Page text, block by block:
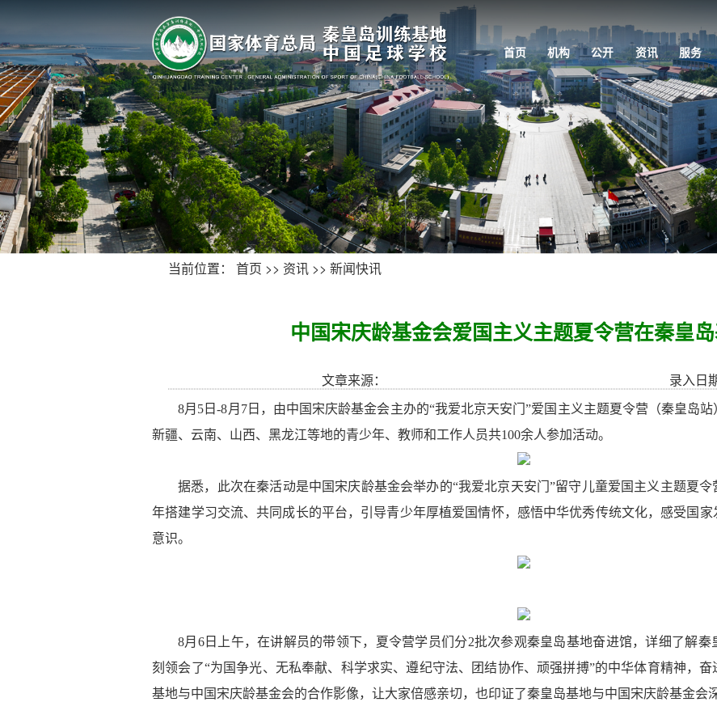
首页 机构 公开 资讯 服务
当前位置：首页 >> 资讯 >>新闻快讯
中国宋庆龄基金会爱国主义主题夏令营在秦皇
文章来源： 录入日
8月5日-8月7日，由中国宋庆龄基金会主办的“我爱北京天安门”爱国主义主题夏令营（秦皇岛
新疆、云南、山西、黑龙江等地的青少年、教师和工作人员共100余人参加活动。
据悉，此次在秦活动是中国宋庆龄基金会举办的“我爱北京天安门”留守儿童爱国主义主题夏
年搭建学习交流、共同成长的平台，引导青少年厚植爱国情怀，感悟中华优秀传统文化，感受国
意识。
8月6日上午，在讲解员的带领下，夏令营学员们分2批次参观秦皇岛基地奋进馆，详细了解
刻领会了“为国争光、无私奉献、科学求实、遵纪守法、团结协作、顽强拼搏”的中华体育精神，
基地与中国宋庆龄基金会的合作影像，让大家倍感亲切，也印证了秦皇岛基地与中国宋庆龄基金会